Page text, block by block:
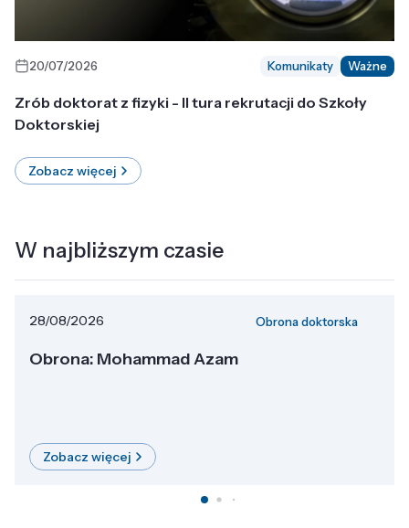
20/07/2026 Komunikaty Ważne
Zrób doktorat z fizyki - II tura rekrutacji do Szkoły
Doktorskiej
Zobacz więcej
W najbliższym czasie
28/08/2026 Obrona doktorska
Obrona: Mohammad Azam
Zobacz więcej